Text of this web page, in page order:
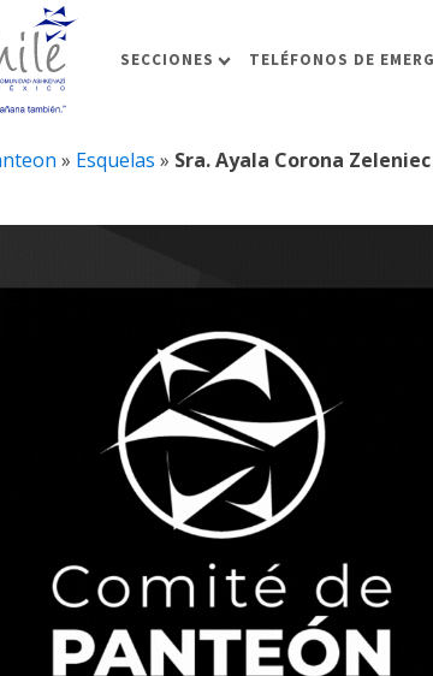
SECCIONES TELÉFONOS DE
» Esquelas » Sra. Ayala Corona